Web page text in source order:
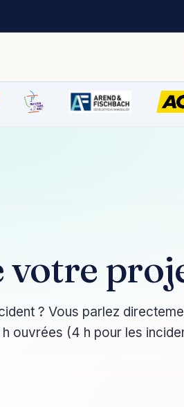
votre
? Vous parlez
ouvrées (4 h pour les